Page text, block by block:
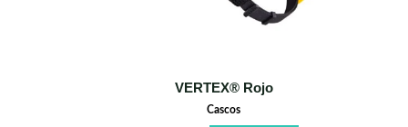
VERTEX® Rojo
Cascos